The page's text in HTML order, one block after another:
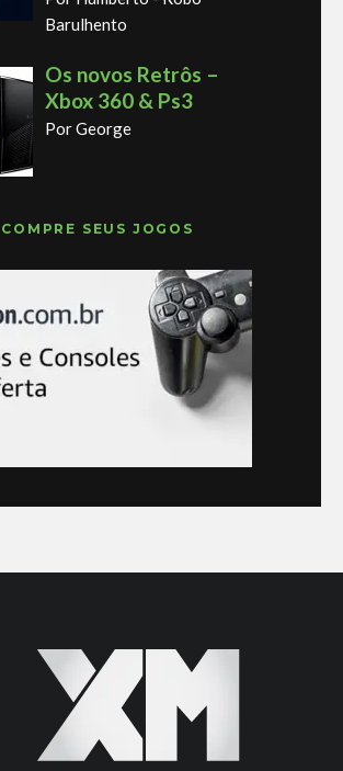
Barulhento
Os novos Retrôs –
Xbox 360 & Ps3
Por George
COMPRE SEUS JOGOS